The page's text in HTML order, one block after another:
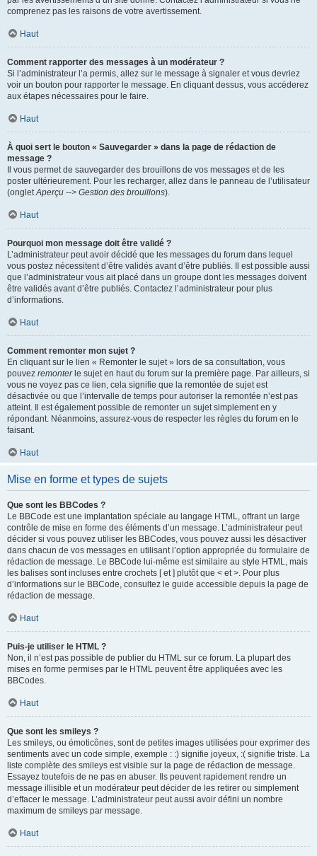
comprenez pas les raisons de votre avertissement.
Haut
Comment rapporter des messages à un modérateur ?
Si l’administrateur l’a permis, allez sur le message à signaler et vous devriez
voir un bouton pour rapporter le message. En cliquant dessus, vous accéderez
aux étapes nécessaires pour le faire.
Haut
À quoi sert le bouton « Sauvegarder » dans la page de rédaction de
message ?
Il vous permet de sauvegarder des brouillons de vos messages et de les
poster ultérieurement. Pour les recharger, allez dans le panneau de l’utilisateur
(ongletAperçu --> Gestion des brouillons).
Haut
Pourquoi mon message doit être validé ?
L’administrateur peut avoir décidé que les messages du forum dans lequel
vous postez nécessitent d’être validés avant d’être publiés. Il est possible aussi
que l’administrateur vous ait placé dans un groupe dont les messages doivent
être validés avant d’être publiés. Contactez l’administrateur pour plus
d’informations.
Haut
Comment remonter mon sujet ?
En cliquant sur le lien « Remonter le sujet » lors de sa consultation, vous
pouvez remonterle sujet en haut du forum sur la première page. Par ailleurs, si
vous ne voyez pas ce lien, cela signifie que la remontée de sujet est
désactivée ou que l’intervalle de temps pour autoriser la remontée n’est pas
atteint. Il est également possible de remonter un sujet simplement en y
répondant. Néanmoins, assurez-vous de respecter les règles du forum en le
faisant.
Haut
Mise en forme et types de sujets
Que sont les BBCodes ?
Le BBCode est une implantation spéciale au langage HTML, offrant un large
contrôle de mise en forme des éléments d’un message. L’administrateur peut
décider si vous pouvez utiliser les BBCodes, vous pouvez aussi les désactiver
dans chacun de vos messages en utilisant l’option appropriée du formulaire de
rédaction de message. Le BBCode lui-même est similaire au style HTML, mais
les balises sont incluses entre crochets [ et ] plutôt que < et >. Pour plus
d’informations sur le BBCode, consultez le guide accessible depuis la page de
rédaction de message.
Haut
Puis-je utiliser le HTML ?
Non, il n’est pas possible de publier du HTML sur ce forum. La plupart des
mises en forme permises par le HTML peuvent être appliquées avec les
BBCodes.
Haut
Que sont les smileys ?
Les smileys, ou émoticônes, sont de petites images utilisées pour exprimer des
sentiments avec un code simple, exemple : :) signifie joyeux, :( signifie triste. La
liste complète des smileys est visible sur la page de rédaction de message.
Essayez toutefois de ne pas en abuser. Ils peuvent rapidement rendre un
message illisible et un modérateur peut décider de les retirer ou simplement
d’effacer le message. L’administrateur peut aussi avoir défini un nombre
maximum de smileys par message.
Haut